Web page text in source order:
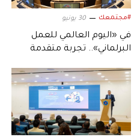
#مجتمعك 30 يونيو
في «اليوم العالمي للعمل
البرلماني».. تجربة متقدمة
القيادة الرشيدة